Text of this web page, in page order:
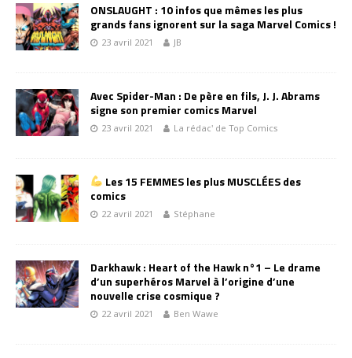
ONSLAUGHT : 10 infos que mêmes les plus
grands fans ignorent sur la saga Marvel Comics !
23 avril 2021 JB
Avec Spider-Man : De père en fils, J. J. Abrams
signe son premier comics Marvel
23 avril 2021 La rédac' de Top Comics
Les 15 FEMMES les plus MUSCLÉES des
comics
22 avril 2021 Stéphane
Darkhawk : Heart of the Hawk n°1 – Le drame
d’un superhéros Marvel à l’origine d’une
nouvelle crise cosmique ?
22 avril 2021 Ben Wawe